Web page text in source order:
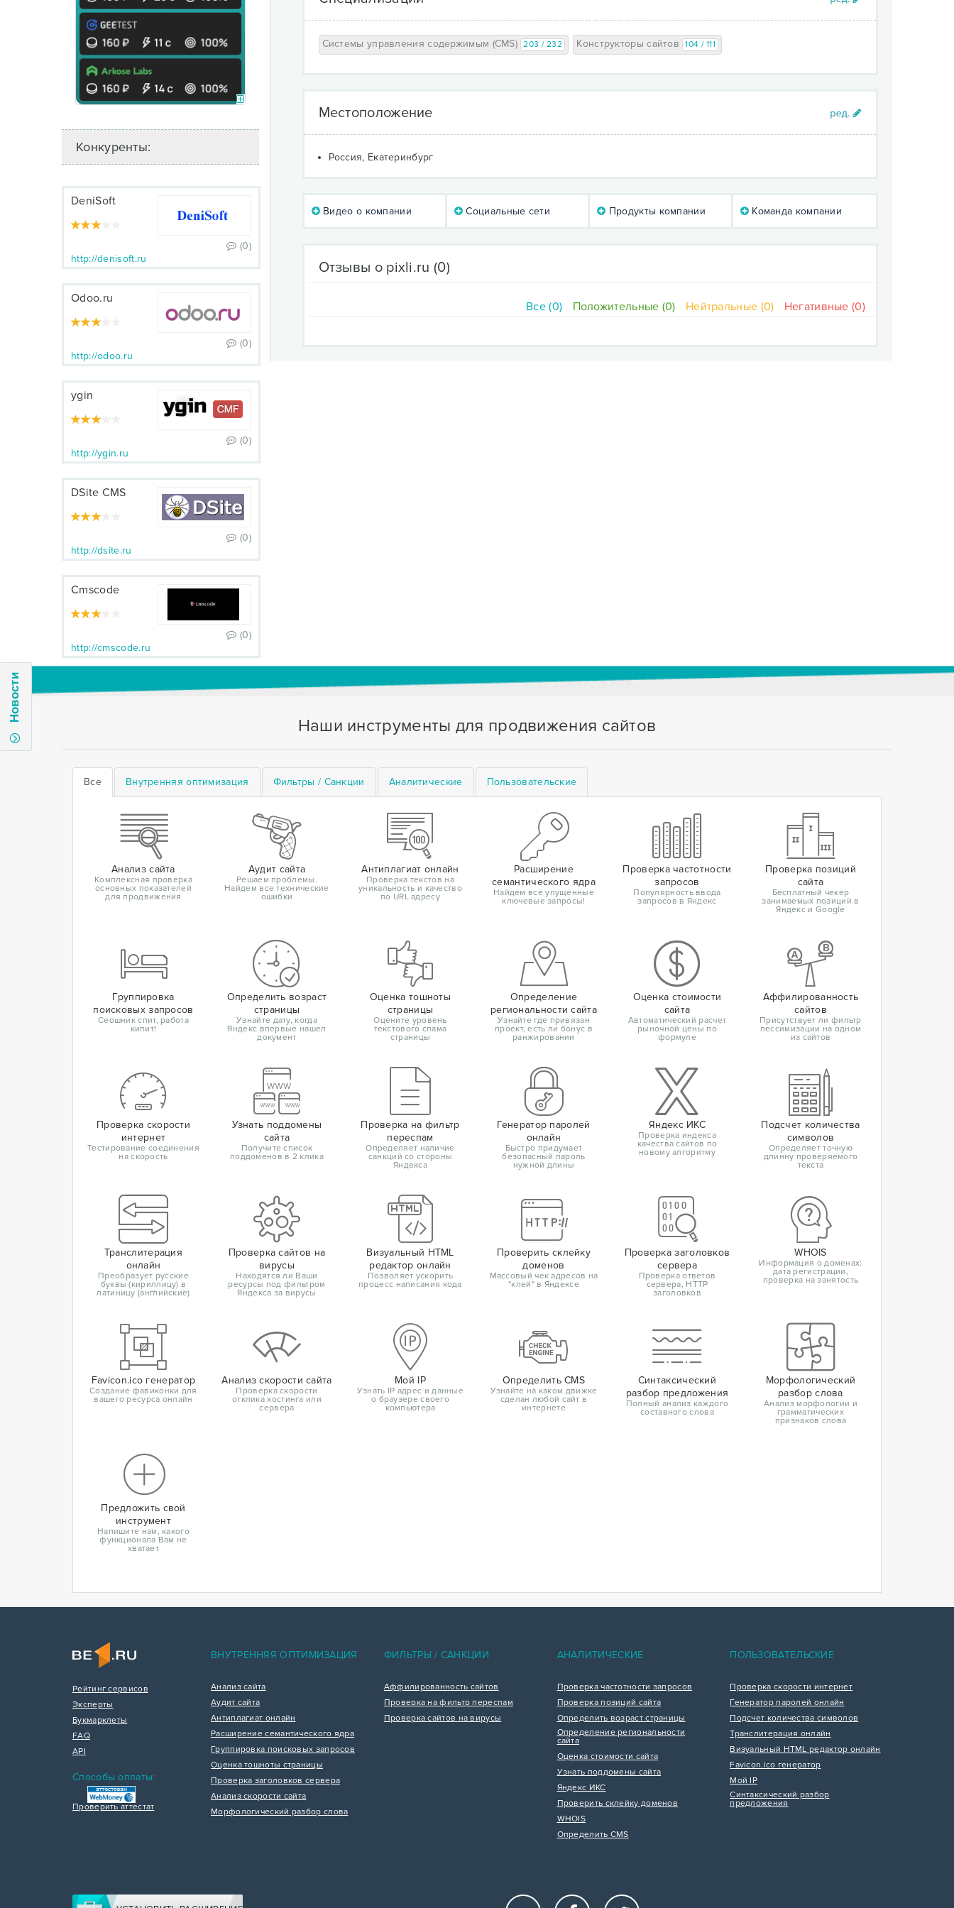
Новости
Конкуренты:
DeniSoft
(0)
http://denisoft.ru
Odoo.ru
(0)
http://odoo.ru
ygin
(0)
http://ygin.ru
DSite CMS
(0)
http://dsite.ru
Cmscode
(0)
http://cmscode.ru
Системы управления содержимым (CMS) 203 / 232 Конструкторы сайтов 104 / 111
Местоположение
Россия, Екатеринбург
Видео о компании Социальные сети Продукты компании Команда компании
Отзывы о pixli.ru (0)
Все (0) Положительные (0) Нейтральные (0) Негативные (0)
Наши инструменты для продвижения сайтов
Все Внутренняя оптимизация Фильтры / Санкции Аналитические Пользовательские
Анализ сайта
Комплексная проверка
основных показателей
для продвижения
Аудит сайта
Решаем проблемы.
Найдем все технические
ошибки
Антиплагиат онлайн
Проверка текстов на
уникальность и качество
по URL адресу
Расширение
семантического ядра
Найдем все упущенные
ключевые запросы!
Проверка частотности
запросов
Популярность ввода
запросов в Яндекс
Проверка позиций
сайта
Бесплатный чекер
занимаемых позиций в
Яндекс и Google
Группировка
поисковых запросов
Сеошник спит, работа
кипит!
Определить возраст
страницы
Узнайте дату, когда
Яндекс впервые нашел
документ
Оценка тошноты
страницы
Оцените уровень
текстового спама
страницы
Определение
региональности сайта
Узнайте где привязан
проект, есть ли бонус в
ранжировании
Оценка стоимости
сайта
Автоматический расчет
рыночной цены по
формуле
Аффилированность
сайтов
Присутствует ли фильтр
пессимизации на одном
из сайтов
Проверка скорости
интернет
Тестирование соединения
на скорость
Узнать поддомены
сайта
Получите список
поддоменов в 2 клика
Проверка на фильтр
переспам
Определяет наличие
санкций со стороны
Яндекса
Генератор паролей
онлайн
Быстро придумает
безопасный пароль
нужной длины
Яндекс ИКС
Проверка индекса
качества сайтов по
новому алгоритму
Подсчет количества
символов
Определяет точную
длинну проверяемого
текста
Транслитерация
онлайн
Преобразует русские
буквы (кириллицу) в
латиницу (английские)
Проверка сайтов на
вирусы
Находятся ли Ваши
ресурсы под фильтром
Яндекса за вирусы
Визуальный HTML
редактор онлайн
Позволяет ускорить
процесс написания кода
Проверить склейку
доменов
Массовый чек адресов на
"клей" в Яндексе
Проверка заголовков
сервера
Проверка ответов
сервера, HTTP
заголовков
WHOIS
Информация о доменах:
дата регистрации,
проверка на занятость
Favicon.ico генератор
Создание фавиконки для
вашего ресурса онлайн
Анализ скорости сайта
Проверка скорости
отклика хостинга или
сервера
Мой IP
Узнать IP адрес и данные
о браузере своего
компьютера
Определить CMS
Узнайте на каком движке
сделан любой сайт в
интернете
Синтаксический
разбор предложения
Полный анализ каждого
составного слова
Морфологический
разбор слова
Анализ морфологии и
грамматических
признаков слова
Предложить свой
инструмент
Напишите нам, какого
функционала Вам не
хватает
Рейтинг сервисов
Эксперты
Букмарклеты
FAQ
API
Способы оплаты:
Проверить аттестат
ВНУТРЕННЯЯ ОПТИМИЗАЦИЯ
Анализ сайта
Аудит сайта
Антиплагиат онлайн
Расширение семантического ядра
Группировка поисковых запросов
Оценка тошноты страницы
Проверка заголовков сервера
Анализ скорости сайта
Морфологический разбор слова
ФИЛЬТРЫ / САНКЦИИ
Аффилированность сайтов
Проверка на фильтр переспам
Проверка сайтов на вирусы
АНАЛИТИЧЕСКИЕ
Проверка частотности запросов
Проверка позиций сайта
Определить возраст страницы
Определение региональности
сайта
Оценка стоимости сайта
Узнать поддомены сайта
Яндекс ИКС
Проверить склейку доменов
WHOIS
Определить CMS
ПОЛЬЗОВАТЕЛЬСКИЕ
Проверка скорости интернет
Генератор паролей онлайн
Подсчет количества символов
Транслитерация онлайн
Визуальный HTML редактор онлайн
Favicon.ico генератор
Мой IP
Синтаксический разбор
предложения